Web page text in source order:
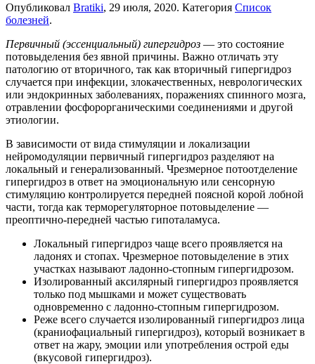
Опубликовал Bratiki, 29 июля, 2020. Категория Список
болезней.
Первичный (эссенциальный) гипергидроз — это состояние
потовыделения без явной причины. Важно отличать эту
патологию от вторичного, так как вторичный гипергидроз
случается при инфекции, злокачественных, неврологических
или эндокринных заболеваниях, поражениях спинного мозга,
отравлении фосфорорганическими соединениями и другой
этиологии.
В зависимости от вида стимуляции и локализации
нейромодуляции первичный гипергидроз разделяют на
локальный и генерализованный. Чрезмерное потоотделение
гипергидроз в ответ на эмоциональную или сенсорную
стимуляцию контролируется передней поясной корой лобной
части, тогда как терморегуляторное потовыделение —
преоптично-передней частью гипоталамуса.
Локальный гипергидроз чаще всего проявляется на
ладонях и стопах. Чрезмерное потовыделение в этих
участках называют ладонно-стопным гипергидрозом.
Изолированный аксилярный гипергидроз проявляется
только под мышками и может существовать
одновременно с ладонно-стопным гипергидрозом.
Реже всего случается изолированный гипергидроз лица
(краниофациальный гипергидроз), который возникает в
ответ на жару, эмоции или употребления острой еды
(вкусовой гипергидроз).